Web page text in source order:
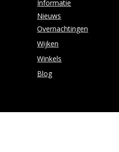
Informatie
Nieuws
Overnachtingen
Wijken
Winkels
Blog